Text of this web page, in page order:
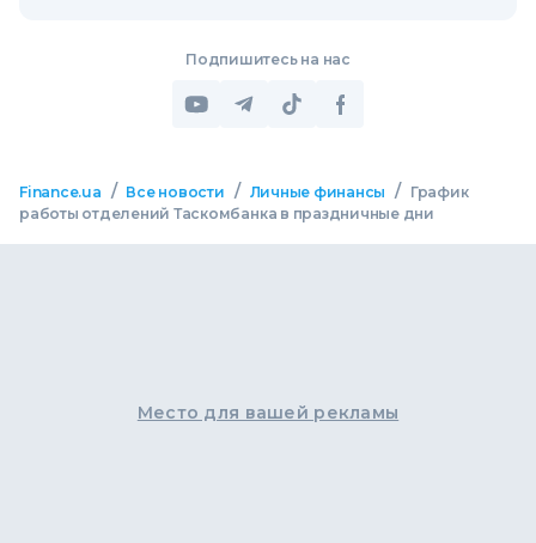
Подпишитесь на нас
Finance.ua / Все новости / Личные финансы /
График
работы отделений Таскомбанка в праздничные дни
Место для вашей рекламы